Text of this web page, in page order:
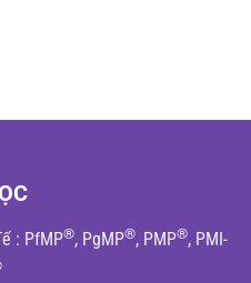
: PfMP®, PgMP®, PMP®, PMI-